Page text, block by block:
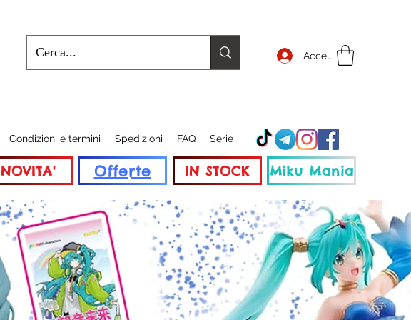
Accedi
Condizioni e termini Spedizioni FAQ Serie
NOVITA' Offerte IN STOCK Miku Mania